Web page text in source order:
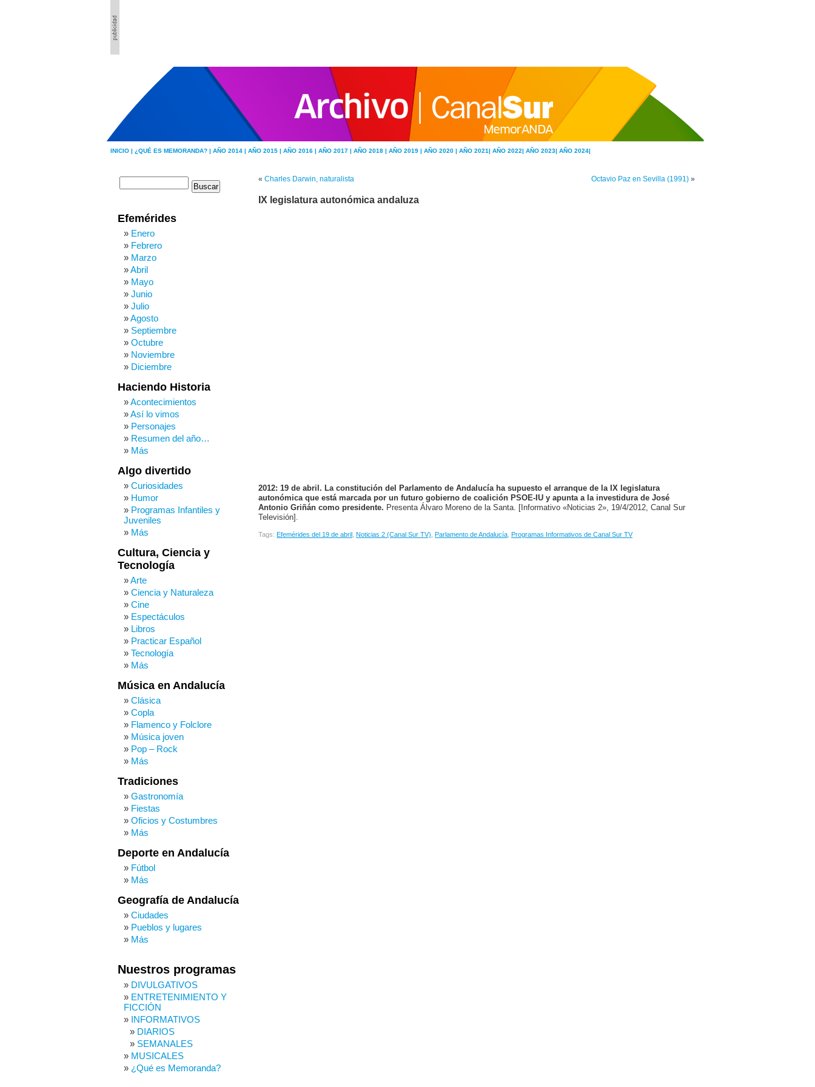
INICIO | ¿QUÉ ES MEMORANDA? | AÑO 2014 | AÑO 2015 | AÑO 2016 | AÑO 2017 | AÑO 2018 | AÑO 2019 | AÑO 2020 | AÑO 2021| AÑO 2022| AÑO 2023| AÑO 2024|
« Charles Darwin, naturalista Octavio Paz en Sevilla (1991) »
IX legislatura autonómica andaluza
2012: 19 de abril. La constitución del Parlamento de Andalucía ha supuesto el arranque de la IX legislatura
autonómica que está marcada por un futuro gobierno de coalición PSOE-IU y apunta a la investidura de José
Antonio Griñán como presidente. Presenta Álvaro Moreno de la Santa. [Informativo «Noticias 2», 19/4/2012, Canal Sur
Televisión].
Tags: Efemérides del 19 de abril Noticias 2 (Canal Sur TV) Parlamento de Andalucía Programas Informativos de Canal Sur TV
Efemérides
Enero
Febrero
Marzo
Abril
Mayo
Junio
Julio
Agosto
Septiembre
Octubre
Noviembre
Diciembre
Haciendo Historia
Acontecimientos
Así lo vimos
Personajes
Resumen del año…
Más
Algo divertido
Curiosidades
Humor
Programas Infantiles y
Juveniles
Más
Cultura, Ciencia y
Tecnología
Arte
Ciencia y Naturaleza
Cine
Espectáculos
Libros
Practicar Español
Tecnología
Más
Música en Andalucía
Clásica
Copla
Flamenco y Folclore
Música joven
Pop – Rock
Más
Tradiciones
Gastronomía
Fiestas
Oficios y Costumbres
Más
Deporte en Andalucía
Fútbol
Más
Geografía de Andalucía
Ciudades
Pueblos y lugares
Más
Nuestros programas
DIVULGATIVOS
ENTRETENIMIENTO Y
FICCIÓN
INFORMATIVOS
DIARIOS
SEMANALES
MUSICALES
¿Qué es Memoranda?